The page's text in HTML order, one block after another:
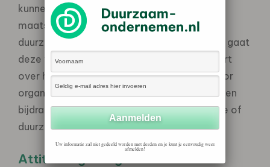
kunnen doen, zeker als het gaat om
maatschappelijke en
duurzaamheidsdoelstellingen. Het lectoraat gaat
deze vraagstukken onderzoeken en adviseert
over het ontwerp van mediaoplossingen voor
organisaties, merken en beleidsmakers die een
bijdrage willen leveren aan maatschappelijke of
duurzaamheidsdoelen.”
Attitude-gedragskloof
Uw informatie zal niet gedeeld worden met derden en je kunt je eenvoudig weer
afmelden!